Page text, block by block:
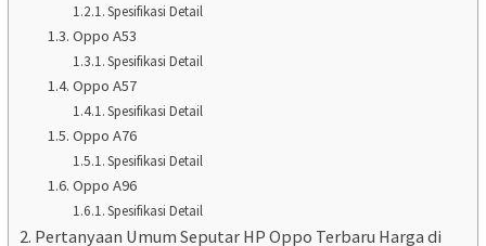
Spesifikasi Detail
Oppo A53
Spesifikasi Detail
Oppo A57
Spesifikasi Detail
Oppo A76
Spesifikasi Detail
Oppo A96
Spesifikasi Detail
Pertanyaan Umum Seputar HP Oppo Terbaru Harga di